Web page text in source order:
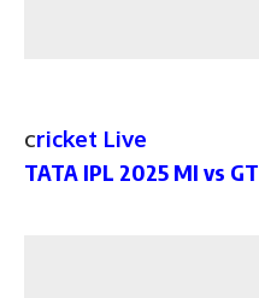
Cricket Live
TATA IPL 2025 MI vs GT